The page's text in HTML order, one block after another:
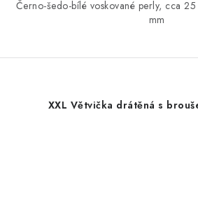
Černo-šedo-bílé voskované perly, cca
mm
XXL Větvička drátěná s